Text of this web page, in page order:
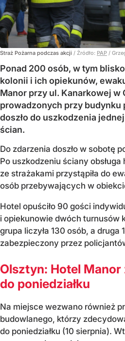
Straż Pożarna podczas akcji / Źródło: PAP /
Ponad 200 osób, w tym
kolonii i ich opiekunów,
Manor przy ul. Kanarkowej w
prowadzonych przy budynku
doszło do uszkodzenia
ścian.
Do zdarzenia doszło w sobotę
Po uszkodzeniu ściany obsługa
ze strażakami przystąpiła do
osób przebywających w
Hotel opuściło 90 gości
i opiekunowie dwóch turnusów
grupa liczyła 130 osób, a druga
zabezpieczony przez
Olsztyn: Hotel
do poniedziałku
Na miejsce wezwano również
budowlanego, którzy
do poniedziałku (10 sierpnia).